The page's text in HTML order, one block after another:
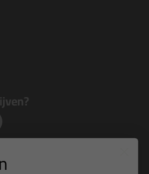
deals rechtstreeks in je